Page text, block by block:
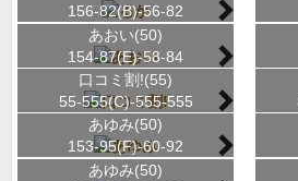
156-82(B)-56-82
あおい(50)
154-87(E)-58-84
口コミ割!(55)
55-555(C)-555-555
あゆみ(50)
153-95(F)-60-92
あゆみ(50)